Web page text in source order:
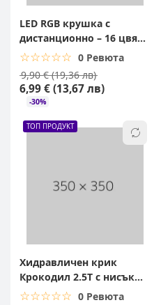
LED RGB крушка с
дистанционно – 16 цвята
и 5 яркости
☆☆☆☆☆
★★★★★ 0 Ревюта
9,90 € (19,36 лв)
6,99 € (13,67 лв)
-30%
ТОП ПРОДУКТ
Хидравличен крик
Крокодил 2.5T с нисък
профил
☆☆☆☆☆
★★★★★ 0 Ревюта